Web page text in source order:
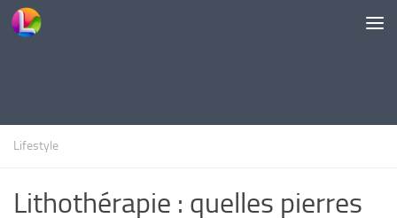
Skip to content
Lifestyle
Lithothérapie : quelles pierres